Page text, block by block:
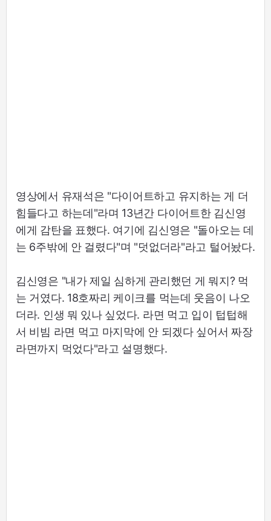
영상에서 유재석은 "다이어트하고 유지하는 게 더
힘들다고 하는데"라며 13년간 다이어트한 김신영
에게 감탄을 표했다. 여기에 김신영은 "돌아오는 데
는 6주밖에 안 걸렸다"며 "덧없더라"라고 털어놨다.
김신영은 "내가 제일 심하게 관리했던 게 뭐지? 먹
는 거였다. 18호짜리 케이크를 먹는데 웃음이 나오
더라. 인생 뭐 있나 싶었다. 라면 먹고 입이 텁텁해
서 비빔 라면 먹고 마지막에 안 되겠다 싶어서 짜장
라면까지 먹었다"라고 설명했다.